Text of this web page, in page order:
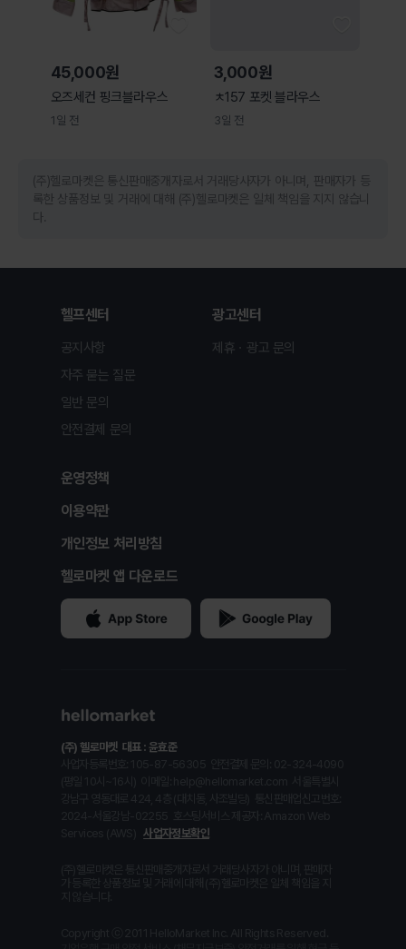
45,000원
오즈세컨 핑크블라우스
1일 전
3,000원
ㅊ157 포켓 블라우스
3일 전
(주)헬로마켓은 통신판매중개자로서 거래당사자가 아니며, 판매자가 등
록한 상품정보 및 거래에 대해 (주)헬로마켓은 일체 책임을 지지 않습니
다.
헬프센터
공지사항
자주 묻는 질문
일반 문의
안전결제 문의
광고센터
제휴ㆍ광고 문의
운영정책
이용약관
개인정보 처리방침
헬로마켓 앱 다운로드
(주) 헬로마켓 대표 : 윤효준
사업자정보확인